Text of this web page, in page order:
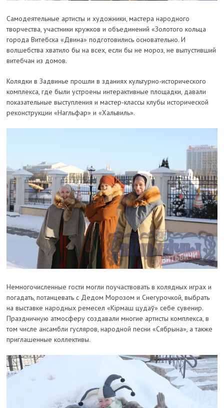
Самодеятельные артисты и художники, мастера народного
творчества, участники кружков и объединений «Золотого кольца
города Витебска «Двина» подготовились основательно. И
волшебства хватило бы на всех, если бы не мороз, не выпустивший
витебчан из домов.
Колядки в Задвинье прошли в зданиях культурно-исторического
комплекса, где были устроены интерактивные площадки, давали
показательные выступления и мастер-классы клубы исторической
реконструкции «Нагльфар» и «Хальвиль».
Немногочисленные гости могли поучаствовать в колядных играх и
погадать, потанцевать с Дедом Морозом и Снегурочкой, выбрать
на выставке народных ремесел «Кірмаш цудаў» себе сувенир.
Праздничную атмосферу создавали многие артисты комплекса, в
том числе ансамбли гусляров, народной песни «Сябрына», а также
приглашенные коллективы.